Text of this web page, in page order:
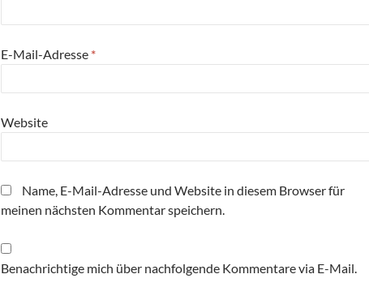
E-Mail-Adresse *
Website
Name, E-Mail-Adresse und Website in diesem Browser für
meinen nächsten Kommentar speichern.
Benachrichtige mich über nachfolgende Kommentare via E-Mail.